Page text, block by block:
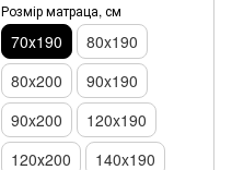
Розмір матраца, см
70х190
80x190
80x200
90x190
90x200
120x190
120х200
140x190